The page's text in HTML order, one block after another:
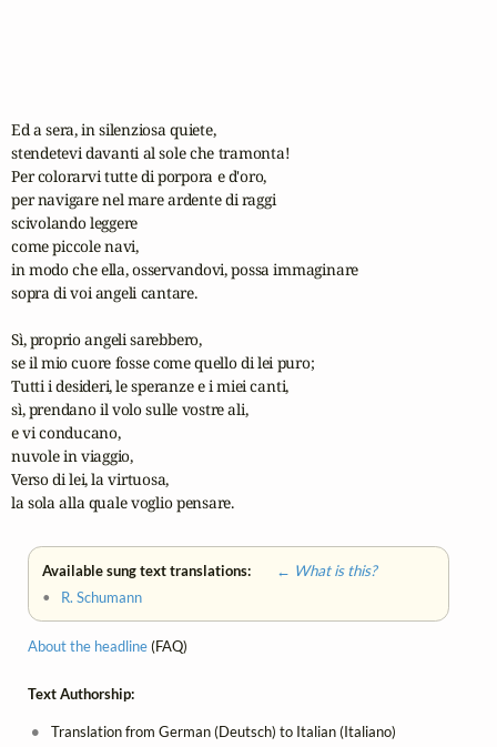
Ed a sera, in silenziosa quiete,
stendetevi davanti al sole che tramonta!
Per colorarvi tutte di porpora e d'oro,
per navigare nel mare ardente di raggi
scivolando leggere
come piccole navi,
in modo che ella, osservandovi, possa immaginare
sopra di voi angeli cantare.
Sì, proprio angeli sarebbero,
se il mio cuore fosse come quello di lei puro;
Tutti i desideri, le speranze e i miei canti,
sì, prendano il volo sulle vostre ali,
e vi conducano,
nuvole in viaggio,
Verso di lei, la virtuosa,
la sola alla quale voglio pensare.
Available sung text translations:
← What is this?
• R. Schumann
About the headline(FAQ)
Text Authorship:
Translation from German (Deutsch) to Italian (Italiano)